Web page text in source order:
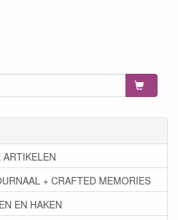
+ CRAFTED MEMORIES
EN HAKEN